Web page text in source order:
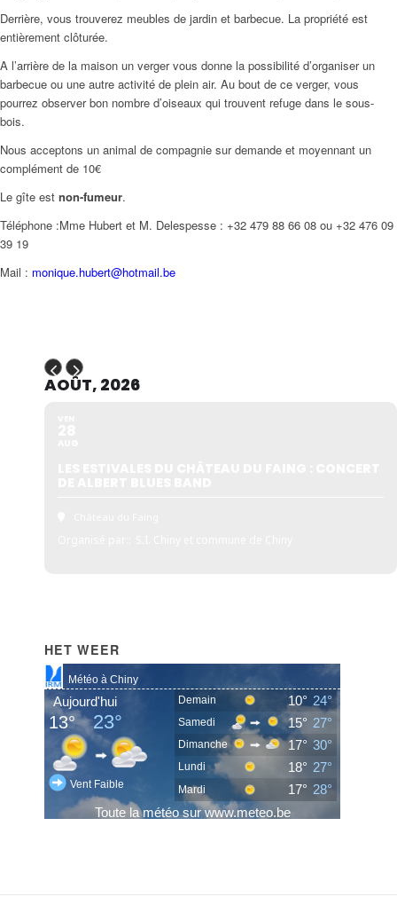
Derrière, vous trouverez meubles de jardin et barbecue. La propriété est
entièrement clôturée.
A l’arrière de la maison un verger vous donne la possibilité d’organiser un
barbecue ou une autre activité de plein air. Au bout de ce verger, vous
pourrez observer bon nombre d’oiseaux qui trouvent refuge dans le sous-
bois.
Nous acceptons un animal de compagnie sur demande et moyennant un
complément de 10€
Le gîte est non-fumeur.
Téléphone :Mme Hubert et M. Delespesse : +32 479 88 66 08 ou +32 476 09
39 19
Mail : monique.hubert@hotmail.be
AOÛT, 2026
HET WEER